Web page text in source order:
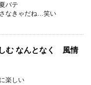
バテ
なきゃだね…笑い
む なんとなく 風情
楽しい